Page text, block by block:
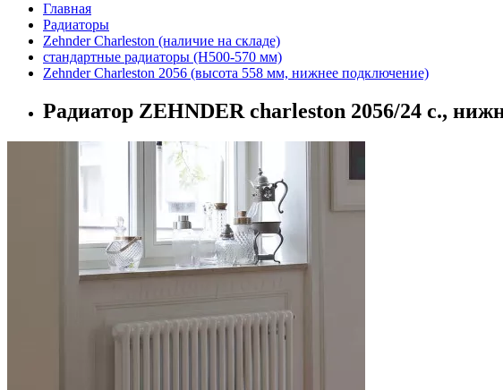
Главная
Радиаторы
Zehnder Charleston (наличие на складе)
стандартные радиаторы (H500-570 мм)
Zehnder Charleston 2056 (высота 558 мм, нижнее подключение)
Радиатор ZEHNDER charleston 2056/24 с.,